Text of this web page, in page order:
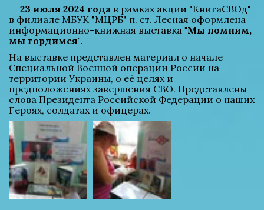
23 июля 2024 года в рамках акции "КнигаСВОд"
в филиале МБУК "МЦРБ" п. ст. Лесная оформлена
информационно-книжная выставка "Мы помним,
мы гордимся".
На выставке представлен материал о начале
Специальной Военной операции России на
территории Украины, о её целях и
предположениях завершения СВО. Представлены
слова Президента Российской Федерации о наших
Героях, солдатах и офицерах.